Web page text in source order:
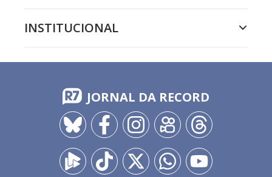
INSTITUCIONAL
JORNAL DA RECORD